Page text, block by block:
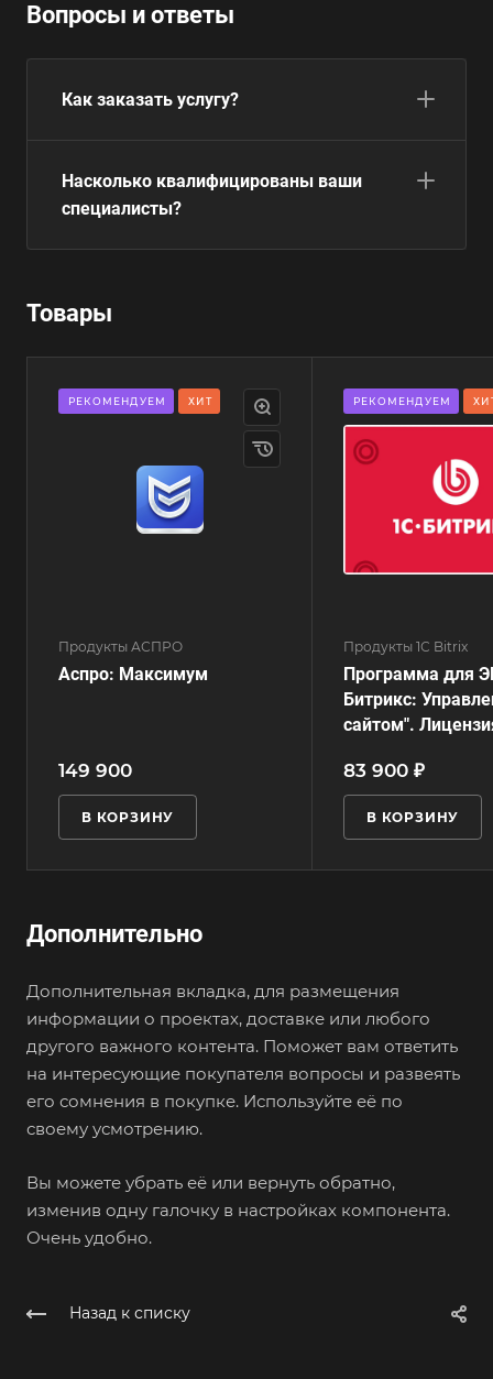
Вопросы и ответы
Как заказать услугу?
Насколько квалифицированы ваши
специалисты?
Товары
РЕКОМЕНДУЕМ ХИТ
Продукты АСПРО
Аспро: Максимум
149 900
В КОРЗИНУ
РЕКОМЕНДУЕМ
Продукты 1С Bitrix
Программа для
Битрикс:
сайтом".
83 900 ₽
В КОРЗИНУ
Дополнительно
Дополнительная вкладка, для размещения
информации о проектах, доставке или любого
другого важного контента. Поможет вам ответить
на интересующие покупателя вопросы и развеять
его сомнения в покупке. Используйте её по
своему усмотрению.
Вы можете убрать её или вернуть обратно,
изменив одну галочку в настройках компонента.
Очень удобно.
Назад к списку